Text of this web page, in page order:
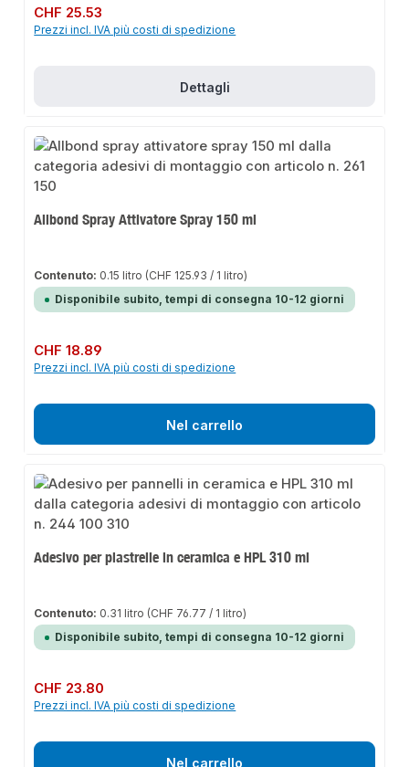
Prezzo normale:
CHF 25.53
Prezzi incl. IVA più costi di spedizione
Dettagli
Allbond Spray Attivatore Spray 150 ml
Contenuto: 0.15 litro (CHF 125.93 / 1 litro)
Disponibile subito, tempi di consegna 10-12 giorni
Prezzo normale:
CHF 18.89
Prezzi incl. IVA più costi di spedizione
Nel carrello
Adesivo per piastrelle in ceramica e HPL 310 ml
Contenuto: 0.31 litro (CHF 76.77 / 1 litro)
Disponibile subito, tempi di consegna 10-12 giorni
Prezzo normale:
CHF 23.80
Prezzi incl. IVA più costi di spedizione
Nel carrello